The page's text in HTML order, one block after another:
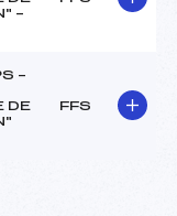
–
–
DE
FFS